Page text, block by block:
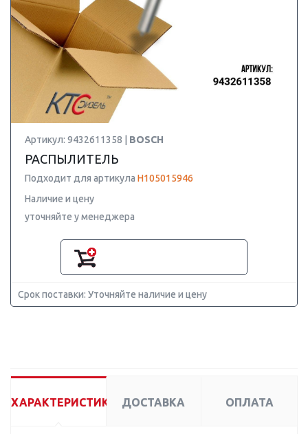
Артикул: 9432611358 | BOSCH
РАСПЫЛИТЕЛЬ
Подходит для артикула H105015946
Наличие и цену
уточняйте у менеджера
Срок поставки: Уточняйте наличие и цену
ХАРАКТЕРИСТИКИ ДОСТАВКА ОПЛАТА